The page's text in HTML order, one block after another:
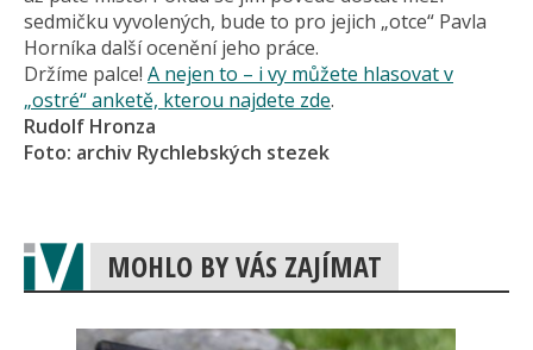
sedmičku vyvolených, bude to pro jejich „otce“ Pavla
Horníka další ocenění jeho práce.
Držíme palce! A nejen to – i vy můžete hlasovat v
„ostré“ anketě, kterou najdete zde.
Rudolf Hronza
Foto: archiv Rychlebských stezek
MOHLO BY VÁS ZAJÍMAT